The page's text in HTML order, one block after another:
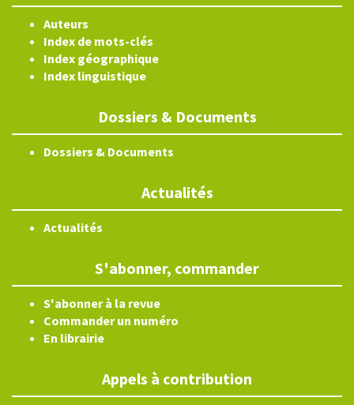
Auteurs
Index de mots-clés
Index géographique
Index linguistique
Dossiers & Documents
Dossiers & Documents
Actualités
Actualités
S'abonner, commander
S'abonner à la revue
Commander un numéro
En librairie
Appels à contribution